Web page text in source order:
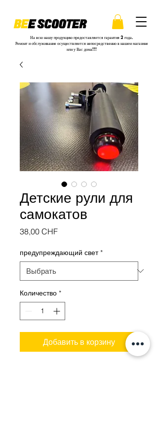
На всю нашу продукцию предоставляется гарантия 2 года.
Ремонт и обслуживание осуществляется непосредственно в нашем магазине
или у Вас дома!!!
Детские рули для
самокатов
38,00 CHFЦена
предупреждающий свет *
Количество *
Добавить в корзину